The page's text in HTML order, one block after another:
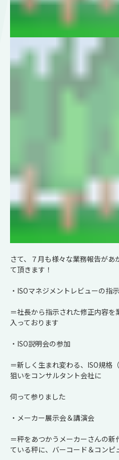
さて、７月も様々な業務報告が
て頂きます！
・ISOマネジメントレビューの指
＝社長から指示された修正内容
入っております
・ISO説明会の参加
＝新しく生まれ変わる、ISO規格
狙いをコンサルタント会社に
伺って参りました
・メーカー展示会＆講演会
＝秤をあつかうメーカーさんの
ている秤に、バーコード＆コンピ